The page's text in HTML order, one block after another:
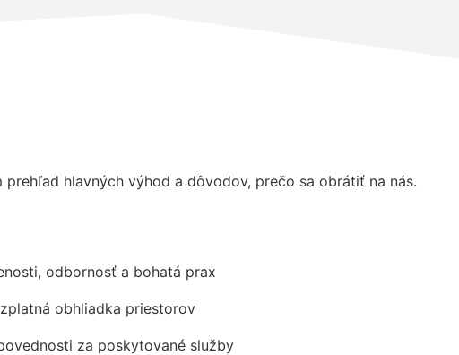
hlavných výhod a dôvodov, prečo sa obrátiť na nás.
odbornosť a bohatá prax
obhliadka priestorov
za poskytované služby